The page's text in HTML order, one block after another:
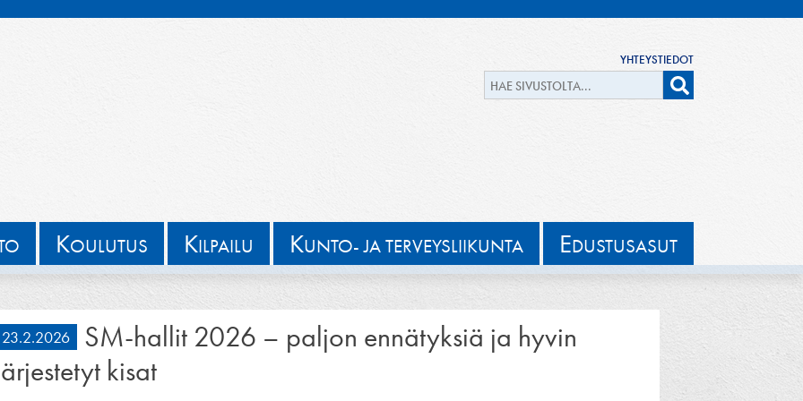
YHTEYSTIEDOT
KOULUTUS KILPAILU KUNTO- JA TERVEYSLIIKUNTA EDUSTUSASUT
23.2.2026
SM-hallit 2026 – paljon ennätyksiä ja hyvin
kisat